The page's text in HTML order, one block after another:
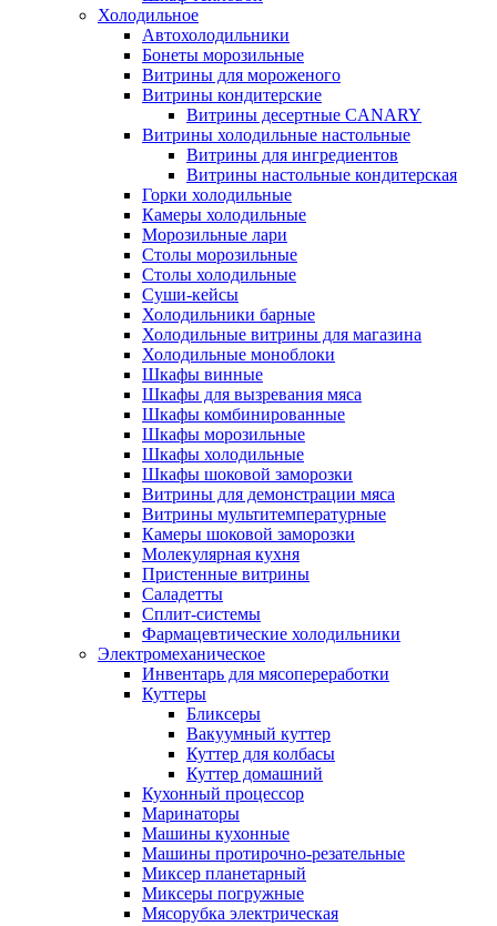
Холодильное
Автохолодильники
Бонеты морозильные
Витрины для мороженого
Витрины кондитерские
Витрины десертные CANARY
Витрины холодильные настольные
Витрины для ингредиентов
Витрины настольные кондитерская
Горки холодильные
Камеры холодильные
Морозильные лари
Столы морозильные
Столы холодильные
Суши-кейсы
Холодильники барные
Холодильные витрины для магазина
Холодильные моноблоки
Шкафы винные
Шкафы для вызревания мяса
Шкафы комбинированные
Шкафы морозильные
Шкафы холодильные
Шкафы шоковой заморозки
Витрины для демонстрации мяса
Витрины мультитемпературные
Камеры шоковой заморозки
Молекулярная кухня
Пристенные витрины
Саладетты
Сплит-системы
Фармацевтические холодильники
Электромеханическое
Инвентарь для мясопереработки
Куттеры
Бликсеры
Вакуумный куттер
Куттер для колбасы
Куттер домашний
Кухонный процессор
Маринаторы
Машины кухонные
Машины протирочно-резательные
Миксер планетарный
Миксеры погружные
Мясорубка электрическая